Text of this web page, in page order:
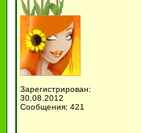
Зарегистрирован:
30.08.2012
Сообщения: 421